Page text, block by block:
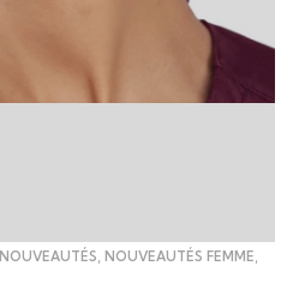
NOUVEAUTÉS, NOUVEAUTÉS FEMME,